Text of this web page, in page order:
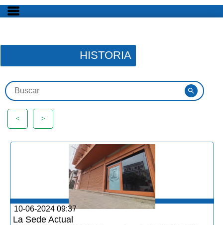
HISTORIA
< >
10-06-2024 09:37
La Sede Actual